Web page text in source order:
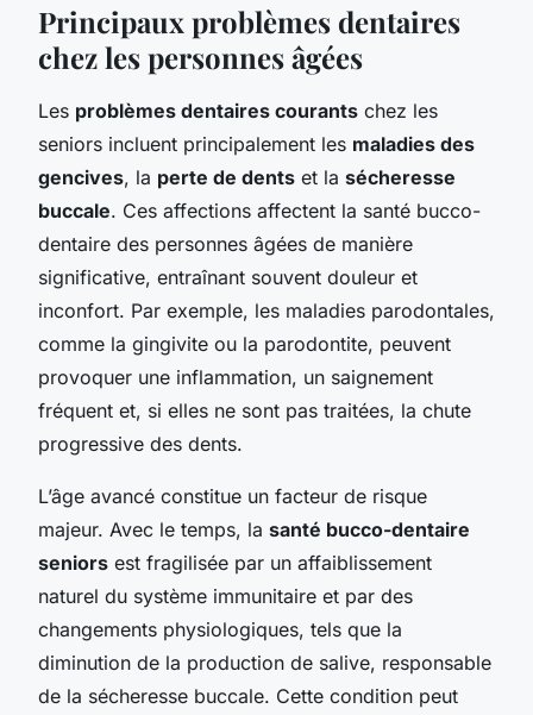
Principaux problèmes dentaires
chez les personnes âgées
Les problèmes dentaires courants chez les
seniors incluent principalement les maladies des
gencives, la perte de dents et la sécheresse
buccale. Ces affections affectent la santé bucco-
dentaire des personnes âgées de manière
significative, entraînant souvent douleur et
inconfort. Par exemple, les maladies parodontales,
comme la gingivite ou la parodontite, peuvent
provoquer une inflammation, un saignement
fréquent et, si elles ne sont pas traitées, la chute
progressive des dents.
L’âge avancé constitue un facteur de risque
majeur. Avec le temps, la santé bucco-dentaire
seniors est fragilisée par un affaiblissement
naturel du système immunitaire et par des
changements physiologiques, tels que la
diminution de la production de salive, responsable
de la sécheresse buccale. Cette condition peut